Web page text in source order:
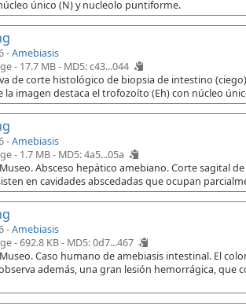
único (N) y nucleolo puntiforme.
-Amebiasis
- 17.7 MB - MD5: c43...044
de corte histológico de biopsia de intestino
la imagen destaca el trofozoíto (Eh) con núcleo
-Amebiasis
- 1.7 MB - MD5: 4a5...05a
Absceso hepático amebiano. Corte sagital
en cavidades abscedadas que ocupan
-Amebiasis
- 692.8 KB - MD5: 0d7...467
Caso humano de amebiasis intestinal. El
además, una gran lesión hemorrágica,